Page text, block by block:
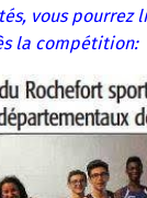
vous pourrez
la compétition: